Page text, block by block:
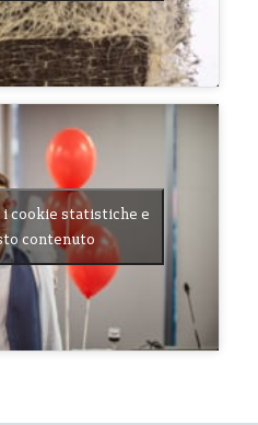
cookie statistiche e
contenuto